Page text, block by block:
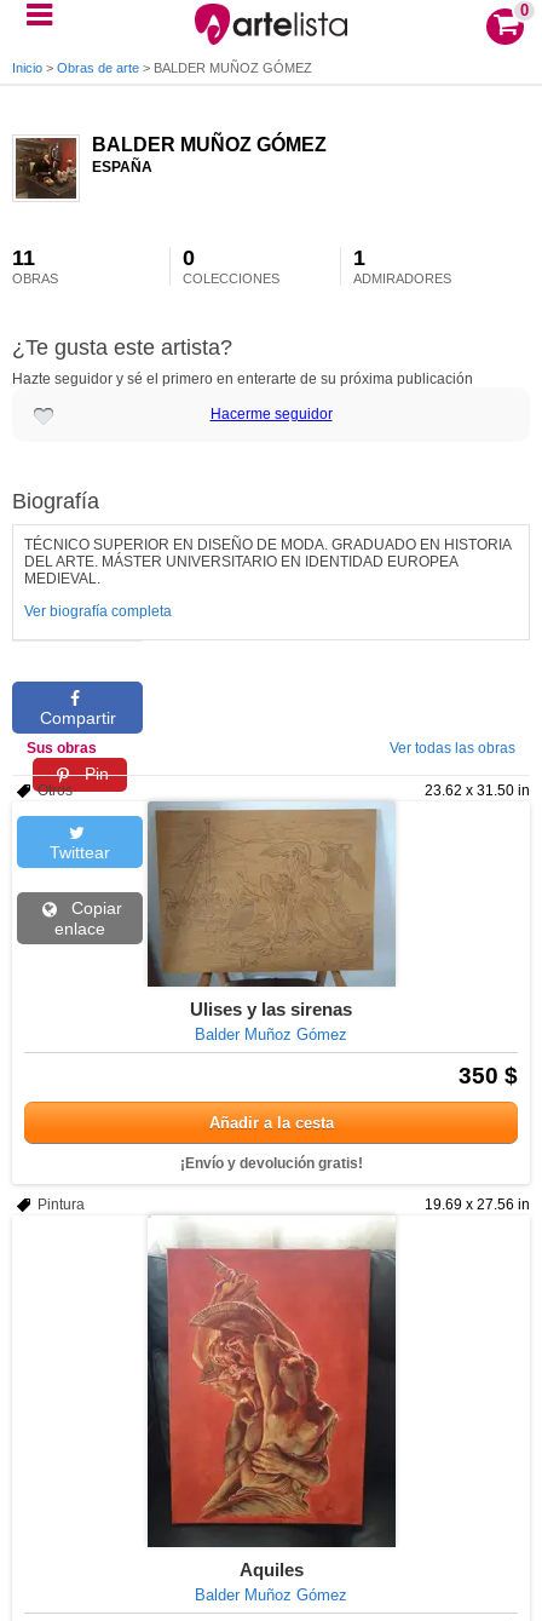
0
Inicio > Obras de arte > BALDER MUÑOZ GÓMEZ
BALDER MUÑOZ GÓMEZ
ESPAÑA
11
OBRAS
0
COLECCIONES
1
ADMIRADORES
¿Te gusta este artista?
Hazte seguidor y sé el primero en enterarte de su próxima publicación
Hacerme seguidor
Biografía
TÉCNICO SUPERIOR EN DISEÑO DE MODA. GRADUADO EN HISTORIA
DEL ARTE. MÁSTER UNIVERSITARIO EN IDENTIDAD EUROPEA
MEDIEVAL.
Ver biografía completa
Compartir
Pin
Twittear
Copiar
enlace
Sus obras Ver todas las obras
23.62 x 31.50 in
Otros
Ulises y las sirenas
Balder Muñoz Gómez
350 $
Añadir a la cesta
¡Envío y devolución gratis!
19.69 x 27.56 in
Pintura
Aquiles
Balder Muñoz Gómez